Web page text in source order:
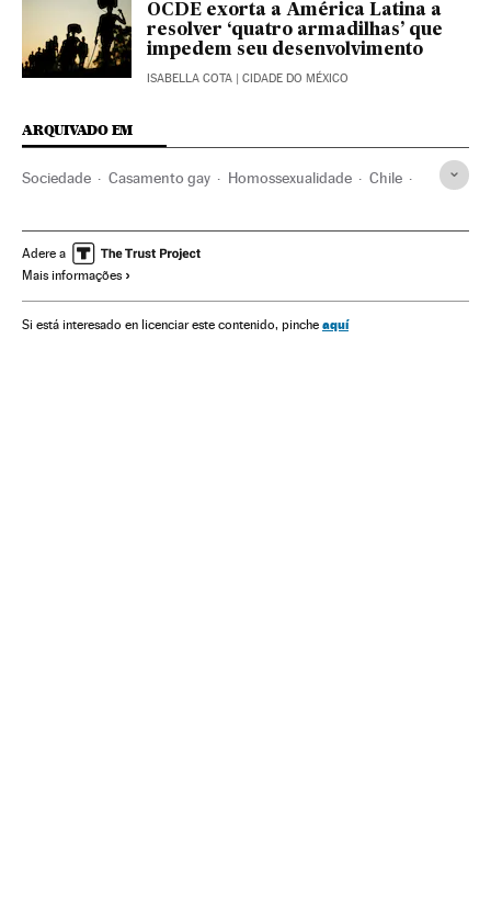
OCDE exorta a América Latina a
resolver ‘quatro armadilhas’ que
impedem seu desenvolvimento
ISABELLA COTA | CIDADE DO MÉXICO
ARQUIVADO EM
Sociedade Casamento gay Homossexualidade Chile
Comunidad Lgtbiq América do Sul
América Latina
Adere a
Mais informações
Si está interesado en licenciar este contenido, pinche aquí